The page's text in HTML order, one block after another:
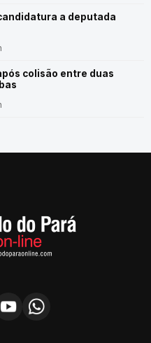
a deputada
colisão entre duas